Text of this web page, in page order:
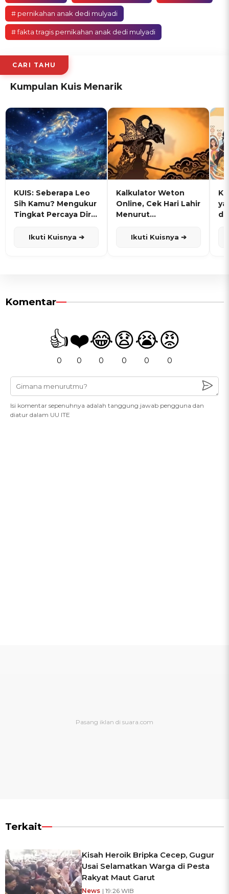
# pernikahan anak dedi mulyadi
# fakta tragis pernikahan anak dedi mulyadi
CARI TAHU
Kumpulan Kuis Menarik
KUIS: Seberapa Leo
Sih Kamu? Mengukur
Tingkat Percaya Diri
Ikuti Kuisnya ➔
Kalkulator Weton
Online, Cek Hari Lahir
Menurut
Ikuti Kuisnya ➔
Komentar
👍
0
❤️
0
😂
0
😧
0
😭
0
😡
0
Isi komentar sepenuhnya adalah tanggung jawab pengguna dan
diatur dalam UU ITE
Terkait
Kisah Heroik Bripka Cecep, Gugur
Usai Selamatkan Warga di Pesta
Rakyat Maut Garut
News | 19:26 WIB